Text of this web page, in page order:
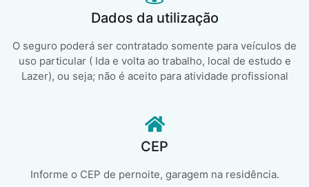
Dados da utilização
O seguro poderá ser contratado somente para veículos de
uso particular ( Ida e volta ao trabalho, local de estudo e
Lazer), ou seja; não é aceito para atividade profissional
CEP
Informe o CEP de pernoite, garagem na residência.